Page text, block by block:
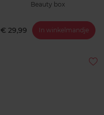
Beauty box
€ 29,99 In winkelmandje